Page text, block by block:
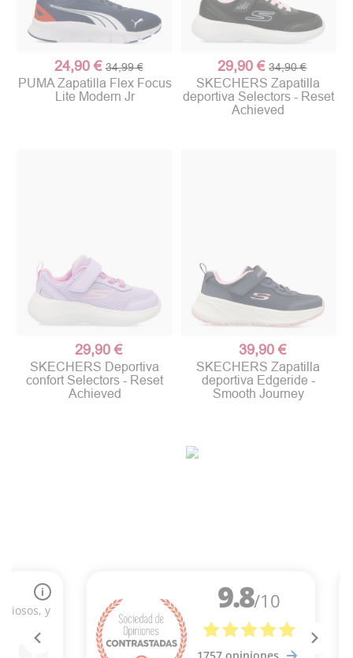
24,90 € 34,99 €
PUMA Zapatilla Flex Focus
Lite Modern Jr
29,90 € 34,90 €
SKECHERS Zapatilla
deportiva Selectors - Reset
Achieved
29,90 €
SKECHERS Deportiva
confort Selectors - Reset
Achieved
39,90 €
SKECHERS Zapatilla
deportiva Edgeride -
Smooth Journey